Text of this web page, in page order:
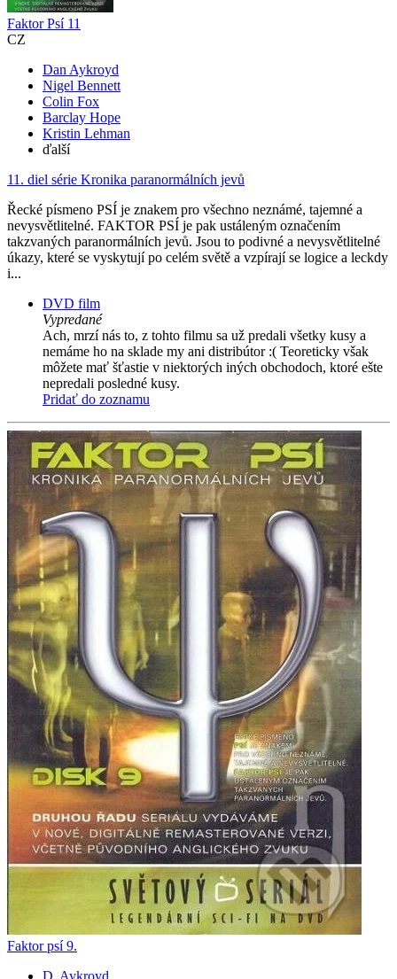
Faktor Psí 11
CZ
Dan Aykroyd
Nigel Bennett
Colin Fox
Barclay Hope
Kristin Lehman
ďalší
11. diel série Kronika paranormálních jevů
Řecké písmeno PSÍ je znakem pro všechno neznámé, tajemné a
nevysvětlitelné. FAKTOR PSÍ je pak ustáleným označením
takzvaných paranormálních jevů. Jsou to podivné a nevysvětlitelné
úkazy, které se vyskytují po celém světě a vzpírají se logice a leckdy
i...
DVD film
Vypredané
Ach, mrzí nás to, z tohto filmu sa už predali všetky kusy a
nemáme ho na sklade my ani distribútor :( Teoreticky však
môžete mať šťastie v niektorých iných obchodoch, ktoré ešte
nepredali posledné kusy.
Pridať do zoznamu
Faktor psí 9.